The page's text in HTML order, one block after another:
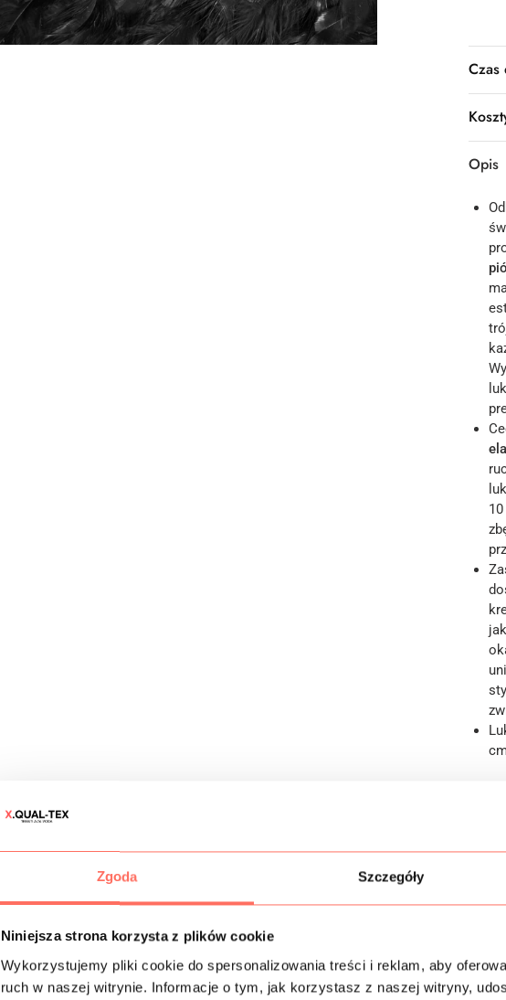
Zgoda Szczegóły
Niniejsza strona korzysta z plików cookie
Wykorzystujemy pliki cookie do spersonalizowania treści i reklam, aby
ruch w naszej witrynie. Informacje o tym, jak korzystasz z naszej witryny,
Czas
Opis